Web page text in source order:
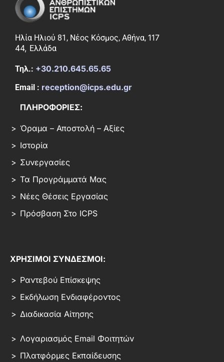
Ηλία Ηλιού 81, Νέος Κόσμος, Αθήνα, 117
44, Ελλάδα
Τηλ.: +30.210.645.65.65
Email : reception@icps.edu.gr
ΠΛΗΡΟΦΟΡΙΕΣ:
Όραμα – Αποστολή – Αξίες
Ιστορία
Συνεργασίες
Τα Προγράμματά Μας
Νέες Θέσεις Εργασίας
Πρόσβαση Στο ICPS
ΧΡΗΣΙΜΟΙ ΣΥΝΔΕΣΜΟΙ:
Ραντεβού Επίσκεψης
Εκδήλωση Ενδιαφέροντος
Διαδικασία Αίτησης
Λογαριασμός Email Φοιτητών
Πλατφόρμες Εκπαίδευσης